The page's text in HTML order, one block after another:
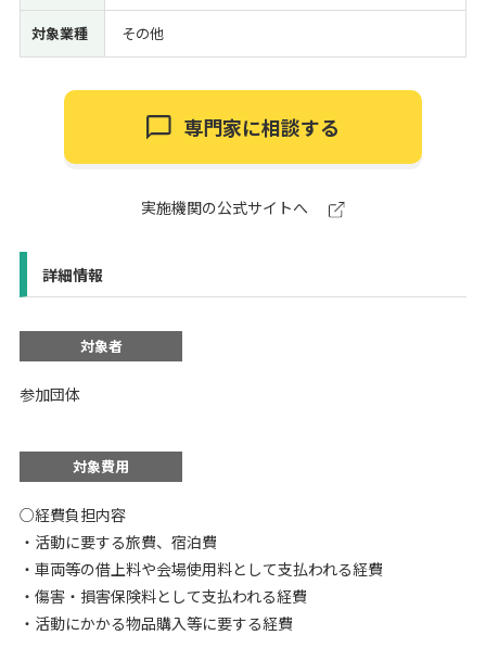
受付中のみ
検索
対象業種 その他
専門家に相談する
実施機関の公式サイトへ
詳細情報
対象者
参加団体
対象費用
○経費負担内容
・活動に要する旅費、宿泊費
・車両等の借上料や会場使用料として支払われる経費
・傷害・損害保険料として支払われる経費
・活動にかかる物品購入等に要する経費